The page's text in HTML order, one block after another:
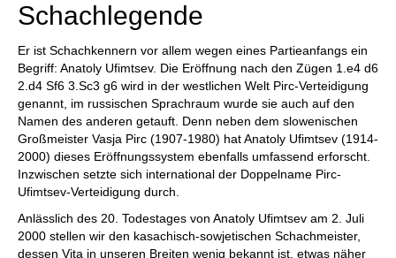
Schachlegende
Er ist Schachkennern vor allem wegen eines Partieanfangs ein
Begriff: Anatoly Ufimtsev. Die Eröffnung nach den Zügen 1.e4 d6
2.d4 Sf6 3.Sc3 g6 wird in der westlichen Welt Pirc-Verteidigung
genannt, im russischen Sprachraum wurde sie auch auf den
Namen des anderen getauft. Denn neben dem slowenischen
Großmeister Vasja Pirc (1907-1980) hat Anatoly Ufimtsev (1914-
2000) dieses Eröffnungssystem ebenfalls umfassend erforscht.
Inzwischen setzte sich international der Doppelname Pirc-
Ufimtsev-Verteidigung durch.
Anlässlich des 20. Todestages von Anatoly Ufimtsev am 2. Juli
2000 stellen wir den kasachisch-sowjetischen Schachmeister,
dessen Vita in unseren Breiten wenig bekannt ist, etwas näher